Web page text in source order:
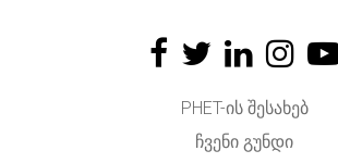
PHET-ᲘᲡ ᲨᲔᲡᲐᲮᲔᲑ
ᲩᲕᲔᲜᲘ ᲒᲣᲜᲓᲘ